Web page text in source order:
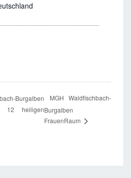
Burgalben
12 heiligen
MGH Waldfischbach-
Burgalben
FrauenRaum